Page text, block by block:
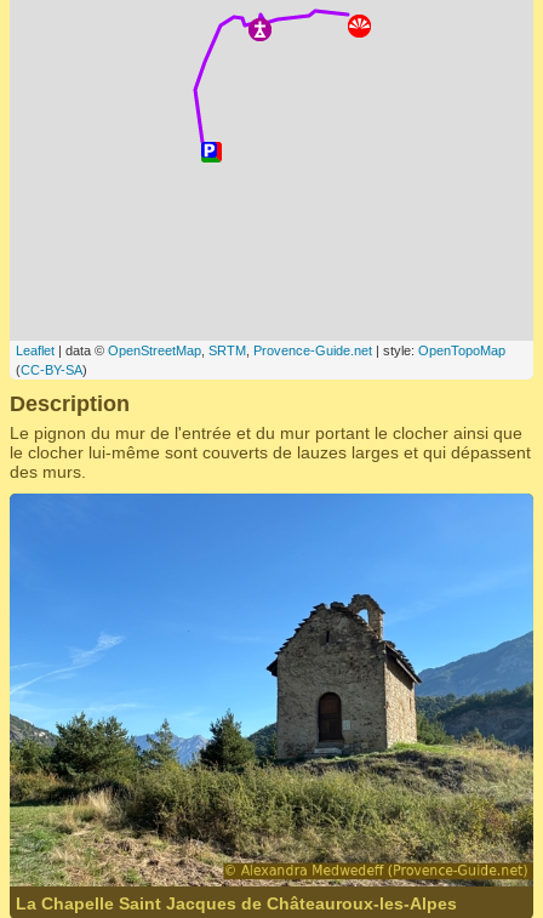
Leaflet | data © OpenStreetMap SRTM Provence-Guide.net | style: OpenTopoMap
(CC-BY-SA)
Description
Le pignon du mur de l'entrée et du mur portant le clocher ainsi que
le clocher lui-même sont couverts de lauzes larges et qui dépassent
des murs.
La Chapelle Saint Jacques de Châteauroux-les-Alpes